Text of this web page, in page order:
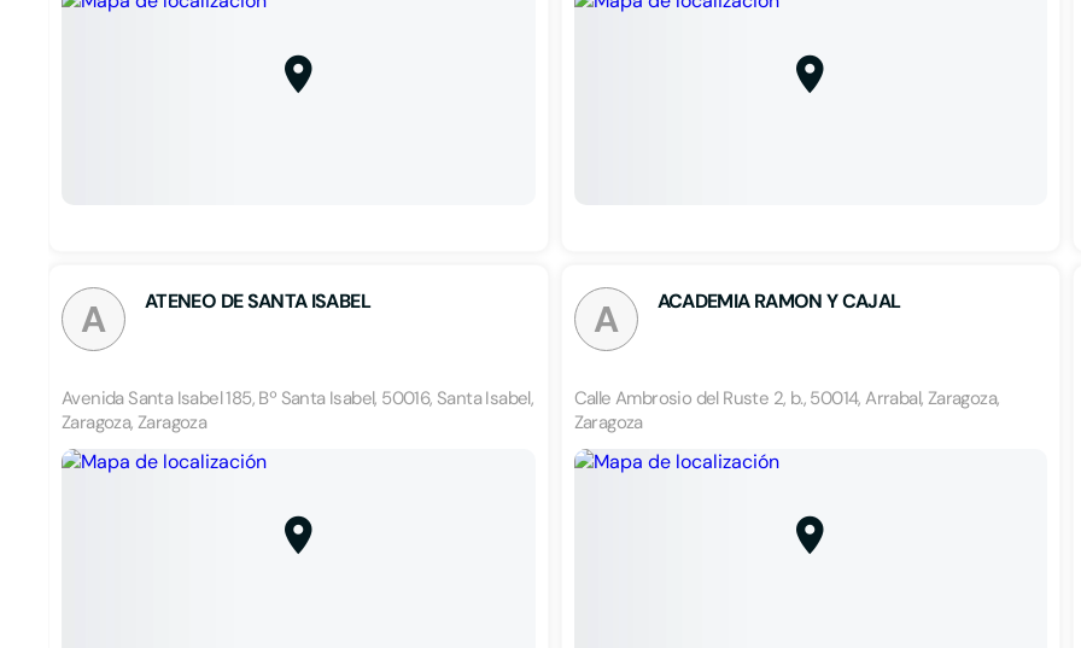
A ATENEO DE SANTA ISABEL
Avenida Santa Isabel 185, Bº Santa Isabel, 50016, Santa Isabel,
Zaragoza, Zaragoza
A ACADEMIA RAMON Y CAJAL
Calle Ambrosio del Ruste 2, b., 50014, Arrabal, Zaragoza,
Zaragoza